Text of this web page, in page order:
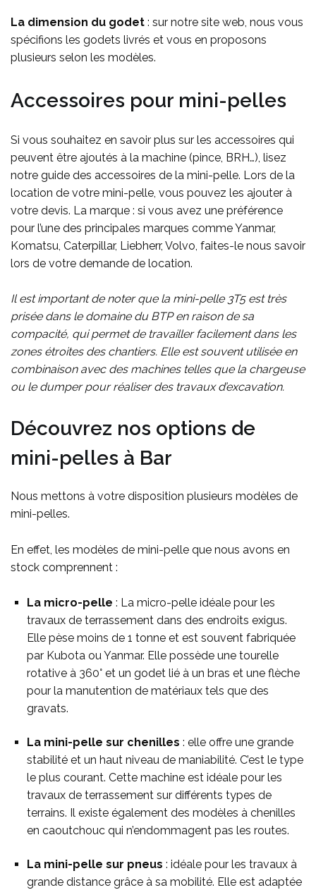
La dimension du godet : sur notre site web, nous vous
spécifions les godets livrés et vous en proposons
plusieurs selon les modèles.
Accessoires pour mini-pelles
Si vous souhaitez en savoir plus sur les accessoires qui
peuvent être ajoutés à la machine (pince, BRH…), lisez
notre guide des accessoires de la mini-pelle. Lors de la
location de votre mini-pelle, vous pouvez les ajouter à
votre devis. La marque : si vous avez une préférence
pour l’une des principales marques comme Yanmar,
Komatsu, Caterpillar, Liebherr, Volvo, faites-le nous savoir
lors de votre demande de location.
Il est important de noter que la mini-pelle 3T5 est très
prisée dans le domaine du BTP en raison de sa
compacité, qui permet de travailler facilement dans les
zones étroites des chantiers. Elle est souvent utilisée en
combinaison avec des machines telles que la chargeuse
ou le dumper pour réaliser des travaux d’excavation.
Découvrez nos options de
mini-pelles à Bar
Nous mettons à votre disposition plusieurs modèles de
mini-pelles.
En effet, les modèles de mini-pelle que nous avons en
stock comprennent :
La micro-pelle : La micro-pelle idéale pour les
travaux de terrassement dans des endroits exigus.
Elle pèse moins de 1 tonne et est souvent fabriquée
par Kubota ou Yanmar. Elle possède une tourelle
rotative à 360° et un godet lié à un bras et une flèche
pour la manutention de matériaux tels que des
gravats.
La mini-pelle sur chenilles : elle offre une grande
stabilité et un haut niveau de maniabilité. C’est le type
le plus courant. Cette machine est idéale pour les
travaux de terrassement sur différents types de
terrains. Il existe également des modèles à chenilles
en caoutchouc qui n’endommagent pas les routes.
La mini-pelle sur pneus : idéale pour les travaux à
grande distance grâce à sa mobilité. Elle est adaptée